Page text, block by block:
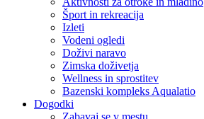
Šport in rekreacija
Izleti
Vodeni ogledi
Doživi naravo
Zimska doživetja
Wellness in sprostitev
Bazenski kompleks Aqualatio
Dogodki
Zabavaj se v mestu